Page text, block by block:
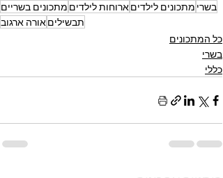
בשרי מתכונים לילדיםארוחות לילדים מתכונים בשריים
תבשיליםאורה ארגוב
כל המתכונים
בשרי
כללי